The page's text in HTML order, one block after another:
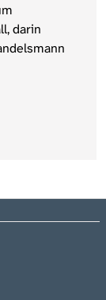
darin